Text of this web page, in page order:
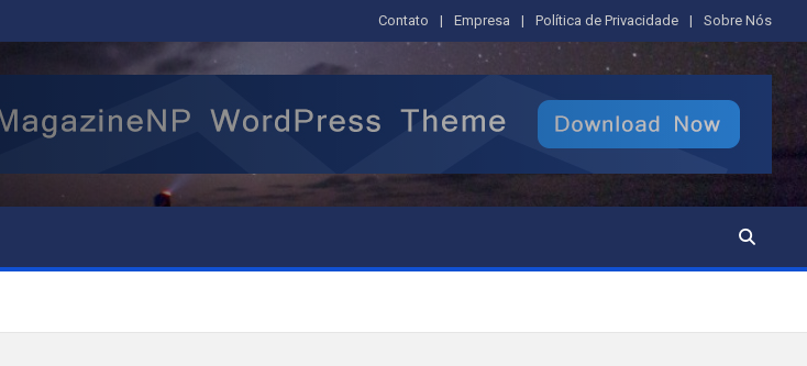
Contato Empresa Política de Privacidade Sobre Nós